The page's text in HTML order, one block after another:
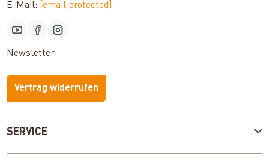
SERVICE
E-Mail:
[email protected]
Newsletter
Vertrag widerrufen